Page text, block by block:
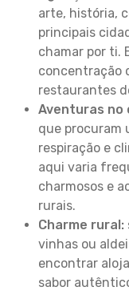
arte, história,
principais
chamar por ti.
concentração
restaurantes
Aventuras no
que procuram
respiração e
aqui varia
charmosos e
rurais.
Charme rural:
vinhas ou
encontrar
sabor